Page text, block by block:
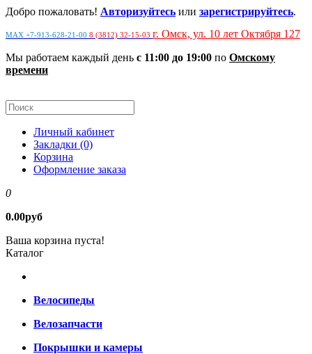
Добро пожаловать! Авторизуйтесь или зарегистрируйтесь.
MAX +7-913-628-21-00 8 (3812) 32-15-03 г. Омск, ул. 10 лет Октября 127
Мы работаем каждый день с 11:00 до 19:00 по Омскому
времени
Личный кабинет
Закладки (0)
Корзина
Оформление заказа
0
0.00руб
Ваша корзина пуста!
Каталог
Велосипеды
Велозапчасти
Покрышки и камеры